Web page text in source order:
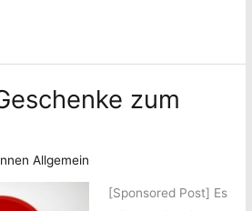
zum
Allgemein
[Sponsored Post] Es